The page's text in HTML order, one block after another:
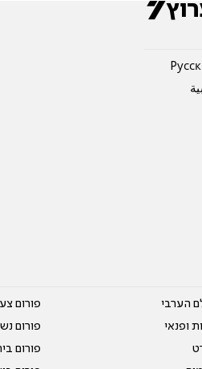
הערבי
ופנאי
פורום
פורום
פורום